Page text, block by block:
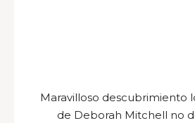
Maravilloso descubrimiento
de Deborah Mitchell no